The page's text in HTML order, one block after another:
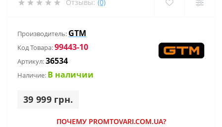
Отзывы: (0)
Производитель: GTM
Код Товара:99443-10
Артикул:36534
Наличие: В наличии
39 999 грн.
ПОЧЕМУ PROMTOVARI.COM.UA?